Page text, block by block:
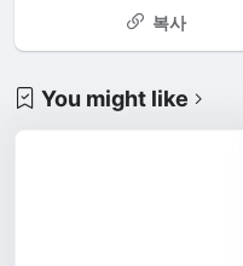
복사
You might like